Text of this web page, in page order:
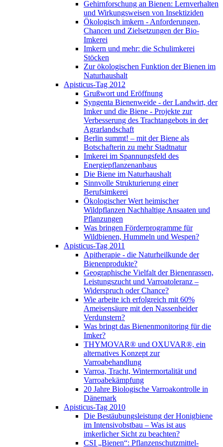
Gehirnforschung an Bienen: Lernverhalten
und Wirkungsweisen von Insektiziden
Ökologisch imkern - Anforderungen,
Chancen und Zielsetzungen der Bio-
Imkerei
Imkern und mehr: die Schulimkerei
Stöcken
Zur ökologischen Funktion der Bienen im
Naturhaushalt
Apisticus-Tag 2012
Grußwort und Eröffnung
Syngenta Bienenweide - der Landwirt, der
Imker und die Biene - Projekte zur
Verbesserung des Trachtangebots in der
Agrarlandschaft
Berlin summt! – mit der Biene als
Botschafterin zu mehr Stadtnatur
Imkerei im Spannungsfeld des
Energiepflanzenanbaus
Die Biene im Naturhaushalt
Sinnvolle Strukturierung einer
Berufsimkerei
Ökologischer Wert heimischer
Wildpflanzen Nachhaltige Ansaaten und
Pflanzungen
Was bringen Förderprogramme für
Wildbienen, Hummeln und Wespen?
Apisticus-Tag 2011
Apitherapie - die Naturheilkunde der
Bienenprodukte?
Geographische Vielfalt der Bienenrassen,
Leistungszucht und Varroatoleranz –
Widerspruch oder Chance?
Wie arbeite ich erfolgreich mit 60%
Ameisensäure mit den Nassenheider
Verdunstern?
Was bringt das Bienenmonitoring für die
Imker?
THYMOVAR® und OXUVAR®, ein
alternatives Konzept zur
Varroabehandlung
Varroa, Tracht, Wintermortalität und
Varroabekämpfung
20 Jahre Biologische Varroakontrolle in
Dänemark
Apisticus-Tag 2010
Die Bestäubungsleistung der Honigbiene
im Intensivobstbau – Was ist aus
imkerlicher Sicht zu beachten?
CSI „Bienen“: Pflanzenschutzmittel-